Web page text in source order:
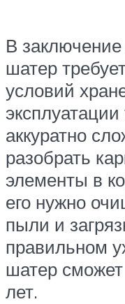
В
шатер
условий
аккуратно
разобрать
элементы в
его нужно
пыли и
правильном
шатер
лет.